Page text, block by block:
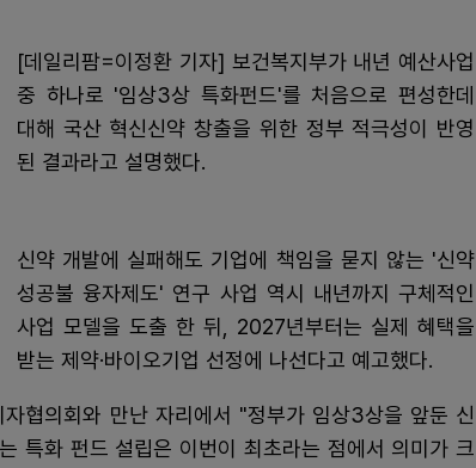
[데일리팜=이정환 기자] 보건복지부가 내년 예산사업
중 하나로 '임상3상 특화펀드'를 처음으로 편성한데
대해 국산 혁신신약 창출을 위한 정부 적극성이 반영
된 결과라고 설명했다.
신약 개발에 실패해도 기업에 책임을 묻지 않는 '신약
성공불 융자제도' 연구 사업 역시 내년까지 구체적인
사업 모델을 도출 한 뒤, 2027년부터는 실제 혜택을
받는 제약·바이오기업 선정에 나선다고 예고했다.
협의회와 만난 자리에서 "정부가 임상3상을 앞둔 신
특화 펀드 설립은 이번이 최초라는 점에서 의미가 크